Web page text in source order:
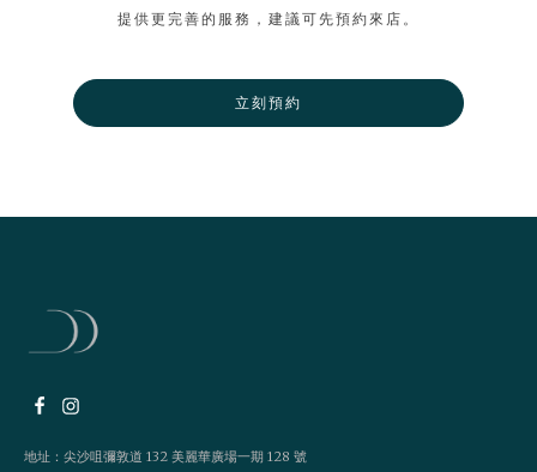
提供更完善的服務，建議可先預約來店。
立刻預約
地址：尖沙咀彌敦道 132 美麗華廣場一期 128 號